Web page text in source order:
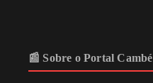
📰 Sobre o Portal Cambé